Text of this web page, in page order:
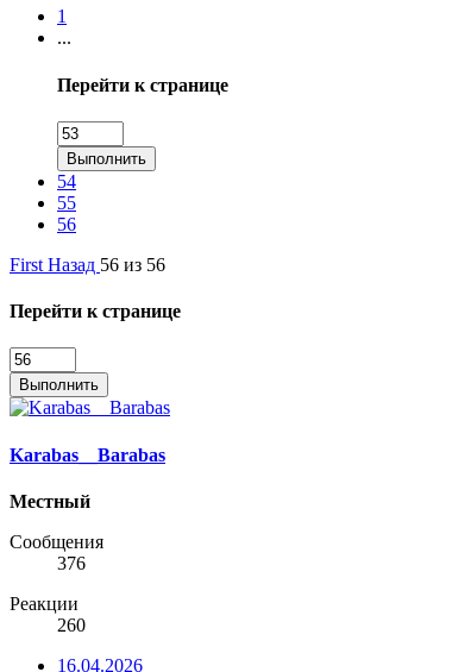
1
...
Перейти к странице
Выполнить
54
55
56
First Назад 56 из 56
Перейти к странице
Выполнить
Karabas__Barabas
Местный
Сообщения
376
Реакции
260
16.04.2026